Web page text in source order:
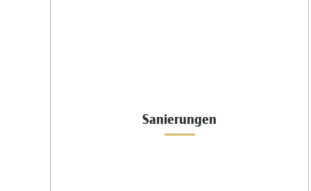
Sanierungen